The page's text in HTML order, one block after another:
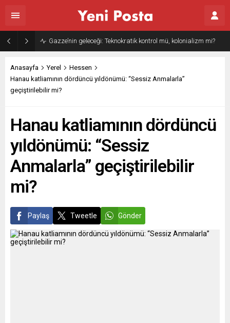
Gazze’nin geleceği: Teknokratik kontrol mü, kolonializm mi?
Anasayfa Yerel
Hessen
Hanau katliamının dördüncü yıldönümü: “Sessiz Anmalarla”
geçiştirilebilir mi?
Hanau katliamının dördüncü
yıldönümü: “Sessiz
Anmalarla” geçiştirilebilir
mi?
Paylaş Tweetle Gönder